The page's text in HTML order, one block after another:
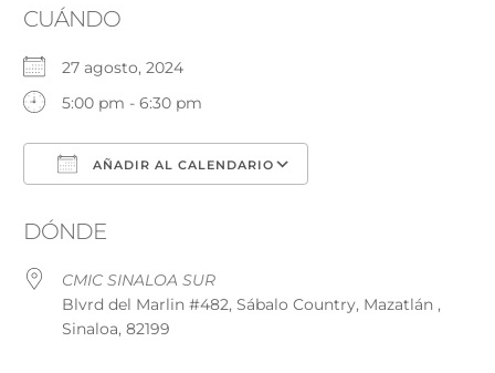
CUÁNDO
27 agosto, 2024
5:00 pm - 6:30 pm
AÑADIR AL CALENDARIO
DÓNDE
CMIC SINALOA SUR
Blvrd del Marlin #482, Sábalo Country, Mazatlán ,
Sinaloa, 82199